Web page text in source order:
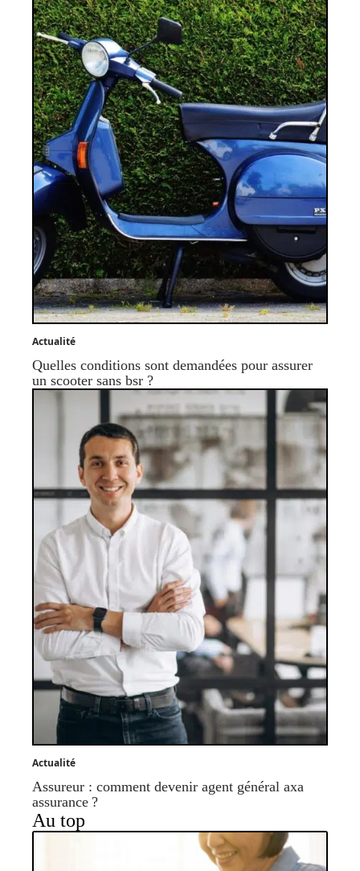
Actualité
Quelles conditions sont demandées pour assurer
un scooter sans bsr ?
Actualité
Assureur : comment devenir agent général axa
assurance ?
Au top